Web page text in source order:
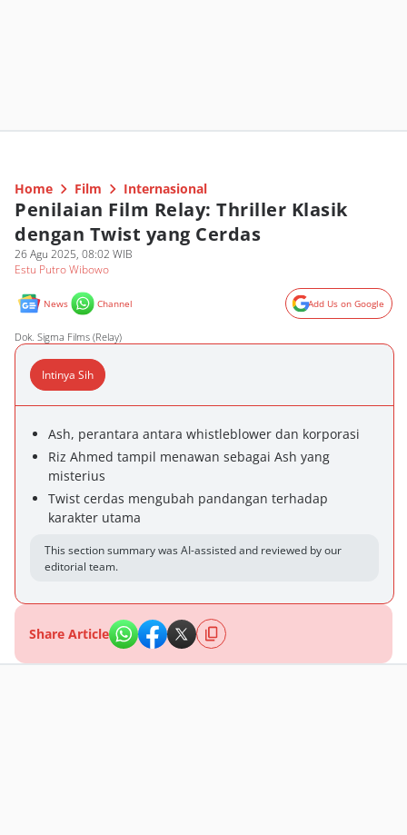
Home Film Internasional
Penilaian Film Relay: Thriller Klasik
dengan Twist yang Cerdas
26 Agu 2025, 08:02 WIB
Estu Putro Wibowo
News Channel Add Us on Google
Dok. Sigma Films (Relay)
Intinya Sih
Ash, perantara antara whistleblower dan korporasi
Riz Ahmed tampil menawan sebagai Ash yang
misterius
Twist cerdas mengubah pandangan terhadap
karakter utama
This section summary was AI-assisted and reviewed by our
editorial team.
Share Article